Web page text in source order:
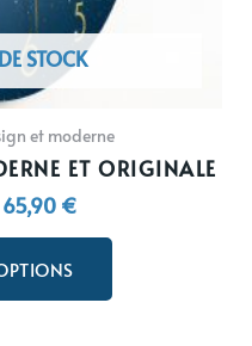
STOCK
et moderne
ET ORIGINALE
65,90 €